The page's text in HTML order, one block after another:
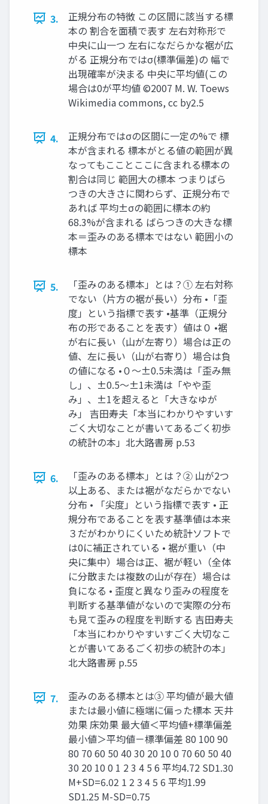
3.
正規分布の特徴 この区間に該当する標
本の 割合を面積で表す 左右対称形で
中央に山一つ 左右になだらかな裾が広
がる 正規分布ではσ(標準偏差)の 幅で
出現確率が決まる 中央に平均値(この
場合は0が平均値 ©2007 M. W. Toews
Wikimedia commons, cc by2.5
4.
正規分布ではσの区間に一定の%で 標
本が含まれる 標本がとる値の範囲が異
なってもこことここに含まれる標本の
割合は同じ 範囲大の標本 つまりばら
つきの大きさに関わらず、正規分布で
あれば 平均±σの範囲に標本の約
68.3%が含まれる ばらつきの大きな標
本＝歪みのある標本ではない 範囲小の
標本
5.
「歪みのある標本」とは？① 左右対称
でない（片方の裾が長い）分布 •「歪
度」という指標で表す •基準（正規分
布の形であることを表す）値は０ •裾
が右に長い（山が左寄り）場合は正の
値、左に長い（山が右寄り）場合は負
の値になる •０～±0.5未満は「歪み無
し」、±0.5～±1未満は「やや歪
み」、±1を超えると「大きなゆが
み」 吉田寿夫「本当にわかりやすいす
ごく大切なことが書いてあるごく初歩
の統計の本」北大路書房 p.53
6.
「歪みのある標本」とは？➁ 山が2つ
以上ある、または裾がなだらかでない
分布 • 「尖度」という指標で表す • 正
規分布であることを表す基準値は本来
３だがわかりにくいため統計ソフトで
は0に補正されている • 裾が重い（中
央に集中）場合は正、裾が軽い（全体
に分散または複数の山が存在）場合は
負になる • 歪度と異なり歪みの程度を
判断する基準値がないので実際の分布
も見て歪みの程度を判断する 吉田寿夫
「本当にわかりやすいすごく大切なこ
とが書いてあるごく初歩の統計の本」
北大路書房 p.55
7.
歪みのある標本とは③ 平均値が最大値
または最小値に極端に偏った標本 天井
効果 床効果 最大値＜平均値+標準偏差
最小値＞平均値－標準偏差 80 100 90
80 70 60 50 40 30 20 10 0 70 60 50 40
30 20 10 0 1 2 3 4 5 6 平均4.72 SD1.30
M+SD=6.02 1 2 3 4 5 6 平均1.99
SD1.25 M-SD=0.75